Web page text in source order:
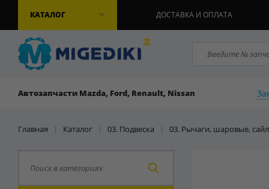
КАТАЛОГ ДОСТАВКА И ОПЛАТА
Автозапчасти Mazda, Ford, Renault, Nissan
Главная | Каталог | 03. Подвеска | 03. Рычаги, шаровые,